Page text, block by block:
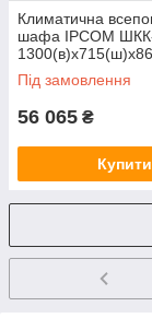
Климатична
шафа IPCOM
Під замовлення
56 065 ₴
Купити